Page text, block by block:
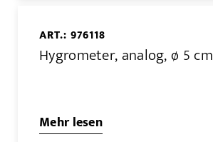
ART.: 976118
Hygrometer, analog, ø 5 cm
Mehr lesen